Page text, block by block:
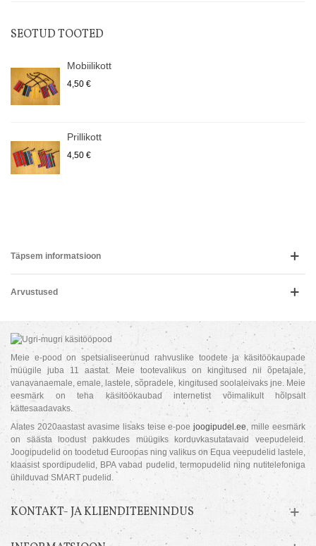
SEOTUD TOOTED
Mobiilikott
4,50 €
Prillikott
4,50 €
Täpsem informatsioon
Arvustused
Meie e-pood on spetsialiseerunud rahvuslike toodete ja käsitöökaupade
müügile juba 11 aastat. Meie tootevalikus on kingitused nii õpetajale,
vanavanaemale, emale, lastele, sõpradele, kingitused soolaleivaks jne. Meie
eesmärk on teha käsitöökaubad internetist võimalikult hõlpsalt
kättesaadavaks.
Alates 2020aastast avasime lisaks teise e-poejoogipudel.ee, mille eesmärk
on säästa loodust pakkudes müügiks korduvkasutatavaid veepudeleid.
Joogipudelid on toodetud Euroopas ning valikus on Equa veepudelid lastele,
klaasist spordipudelid, BPA vabad pudelid, termopudelid ning nutitelefoniga
ühilduvad SMART pudelid.
KONTAKT- JA KLIENDITEENINDUS